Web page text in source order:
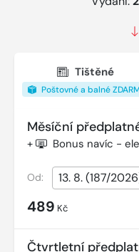
Tištěné
Poštovné a balné
Měsíční
+ Bonus navíc -
Od:
489 Kč
Čtvrtletní